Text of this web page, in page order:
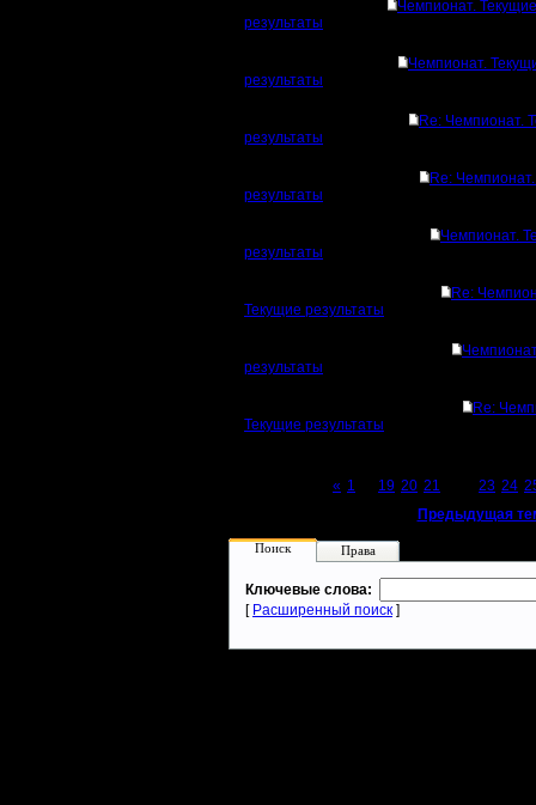
Чемпионат. Текущие
результаты
Чемпионат.
результаты
Re: Чемпионат.
результаты
Re:
результаты
Чемпионат.
результаты
Re:
Текущие результаты
результаты
Re:
Текущие результаты
« 1 19 20 21 23 24
Предыдущая
Поиск Права
Ключевые слова:
[ Расширенный поиск ]